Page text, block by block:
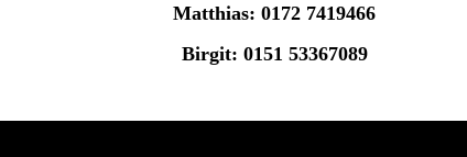
Matthias: 0172 7419466
Birgit: 0151 53367089